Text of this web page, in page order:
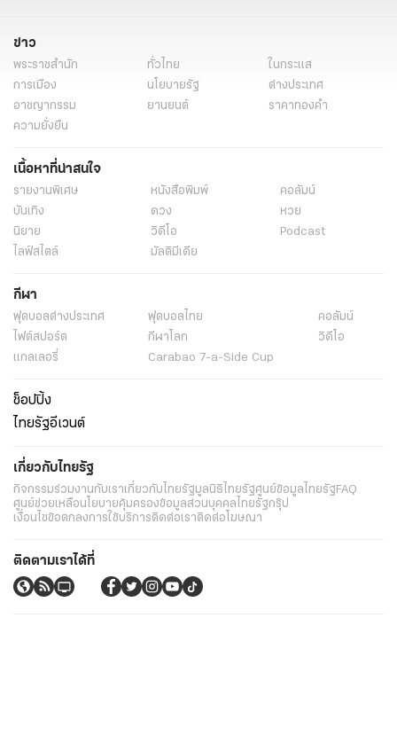
ข่าว
พระราชสำนัก ทั่วไทย
ในกระแส
การเมือง
นโยบายรัฐ
ต่างประเทศ
อาชญากรรม
ยานยนต์
ราคาทองคำ
ความยั่งยืน
เนื้อหาที่น่าสนใจ
รายงานพิเศษ หนังสือพิมพ์
คอลัมน์
บันเทิง
ดวง
หวย
นิยาย
วิดีโอ
Podcast
ไลฟ์สไตล์
มัลติมีเดีย
กีฬา
ฟุตบอลต่่างประเทศ ฟุตบอลไทย
คอลัมน์
ไฟต์สปอร์ต
กีฬาโลก
วิดีโอ
แกลเลอรี่
Carabao 7-a-Side Cup
ช็อปปิ้ง
ไทยรัฐอีเวนต์
เกี่ยวกับไทยรัฐ
กิจกรรมร่วมงานกับเราเกี่ยวกับไทยรัฐมูลนิธิไทยรัฐศูนย์ข้อมูลไทยรัฐFAQ
ศูนย์ช่วยเหลือนโยบายคุ้มครองข้อมูลส่วนบุคคลไทยรัฐกรุ๊ป
เงื่อนไขข้อตกลงการใช้บริการติดต่อเราติดต่อโฆษณา
ติดตามเราได้ที่